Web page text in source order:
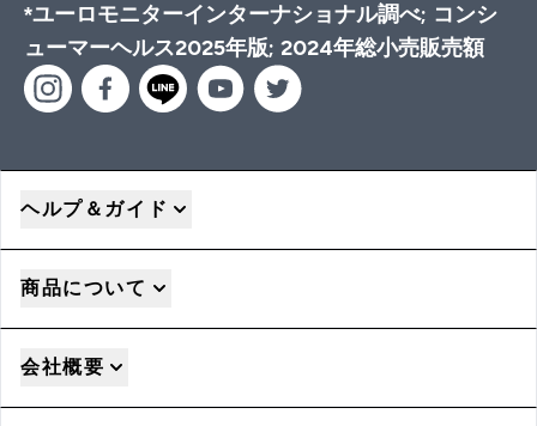
*ユーロモニターインターナショナル調べ; コンシ
ューマーヘルス2025年版; 2024年総小売販売額
ヘルプ＆ガイド
商品について
会社概要